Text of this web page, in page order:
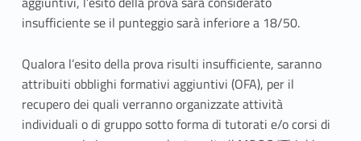
insufficiente se il punteggio sarà inferiore a 18/50.
Qualora l’esito della prova risulti insufficiente, saranno
attribuiti obblighi formativi aggiuntivi (OFA), per il
recupero dei quali verranno organizzate attività
individuali o di gruppo sotto forma di tutorati e/o corsi di